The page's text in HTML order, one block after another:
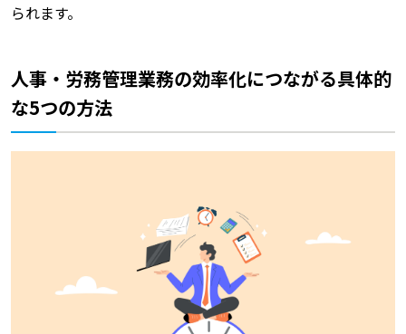
られます。
人事・労務管理業務の効率化につながる具体的
な5つの方法